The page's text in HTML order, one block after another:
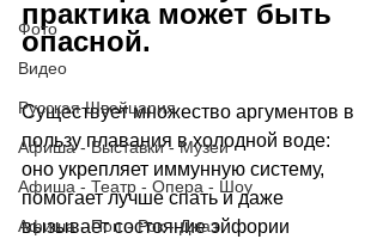
Фото
Видео
Русская Швейцария
Афиша - Выставки - Музеи
Афиша - Театр - Опера - Шоу
Афиша - Поп - Рок - Джаз
практика может быть
опасной.
Существует множество аргументов в
пользу плавания в холодной воде:
оно укрепляет иммунную систему,
помогает лучше спать и даже
вызывает состояние эйфории